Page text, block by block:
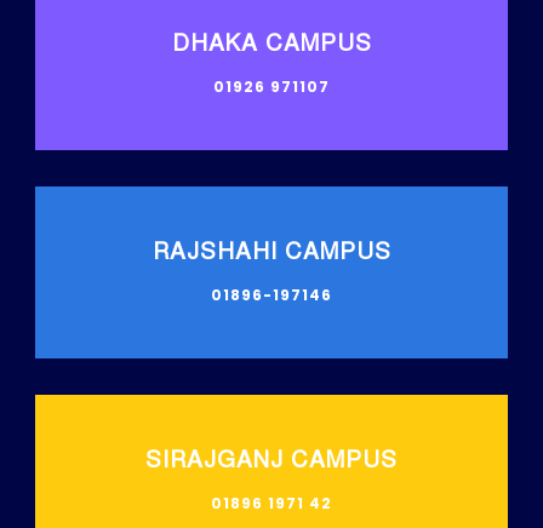
DHAKA CAMPUS
01926 971107
RAJSHAHI CAMPUS
01896-197146
SIRAJGANJ CAMPUS
01896 1971 42